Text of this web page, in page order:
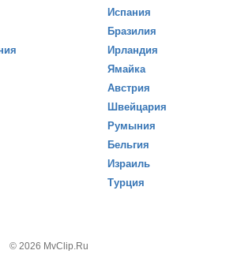
Испания
Бразилия
Ирландия
Ямайка
Австрия
Швейцария
Румыния
Бельгия
Израиль
Турция
© 2026 MvClip.Ru